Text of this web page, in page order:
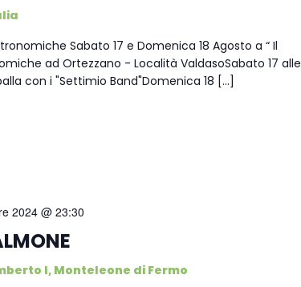
Sabato 17 e Domenica 18 Agosto a “ Il
ad Ortezzano - Località ValdasoSabato 17 alle
con i "Settimio Band"Domenica 18 […]
2024 @ 23:30
I, Monteleone di Fermo